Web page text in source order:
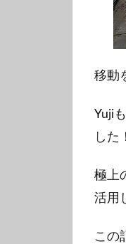
移動
Yuji
した
極上
活用
この